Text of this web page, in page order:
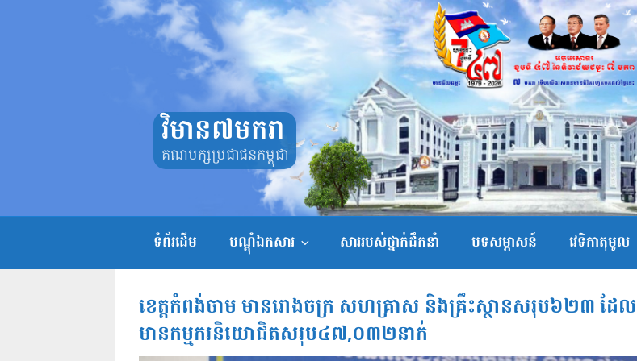
វិមាន៧មករា
គណបក្សប្រជាជនកម្ពុជា
ទំព័រដើម បណ្តុំឯកសារ សាររបស់ថ្នាក់ដឹកនាំ បទសម្ភាសន៍ វេទិកាតុមូល
​​​ខេត្តកំពង់ចាម មានរោងចក្រ សហគ្រាស និងគ្រឹះស្ថានសរុប៦២៣ ដែល
មានកម្មករនិយោជិតសរុប៤៧,០៣២នាក់